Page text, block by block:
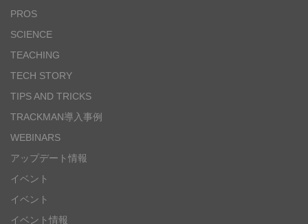
PROS
SCIENCE
TEACHING
TECH STORY
TIPS AND TRICKS
TRACKMAN導入事例
WEBINARS
アップデート情報
イベント
イベント
イベント情報